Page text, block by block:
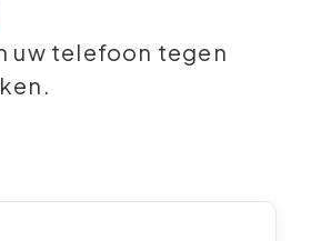
uw telefoon tegen